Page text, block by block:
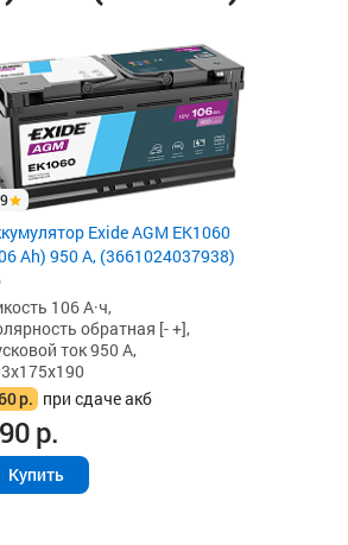
Exide AGM EK1060
Ah) 950 А, (3661024037938)
106 А·ч,
обратная [- +],
ток 950 А,
р. при сдаче акб
р.
Купить